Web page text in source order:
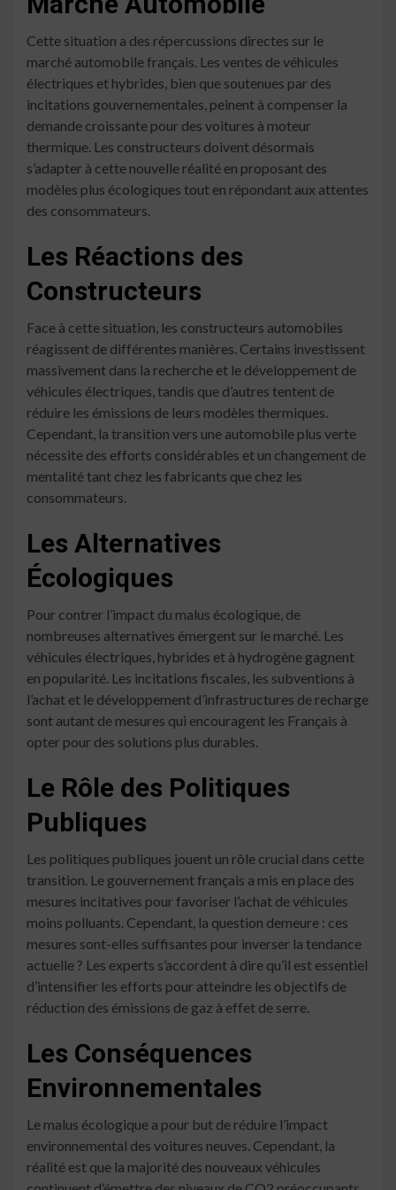
Cette situation a des répercussions directes sur le
marché automobile français. Les ventes de véhicules
électriques et hybrides, bien que soutenues par des
incitations gouvernementales, peinent à compenser la
demande croissante pour des voitures à moteur
thermique. Les constructeurs doivent désormais
s’adapter à cette nouvelle réalité en proposant des
modèles plus écologiques tout en répondant aux attentes
des consommateurs.
Les Réactions des
Constructeurs
Face à cette situation, les constructeurs automobiles
réagissent de différentes manières. Certains investissent
massivement dans la recherche et le développement de
véhicules électriques, tandis que d’autres tentent de
réduire les émissions de leurs modèles thermiques.
Cependant, la transition vers une automobile plus verte
nécessite des efforts considérables et un changement de
mentalité tant chez les fabricants que chez les
consommateurs.
Les Alternatives
Écologiques
Pour contrer l’impact du malus écologique, de
nombreuses alternatives émergent sur le marché. Les
véhicules électriques, hybrides et à hydrogène gagnent
en popularité. Les incitations fiscales, les subventions à
l’achat et le développement d’infrastructures de recharge
sont autant de mesures qui encouragent les Français à
opter pour des solutions plus durables.
Le Rôle des Politiques
Publiques
Les politiques publiques jouent un rôle crucial dans cette
transition. Le gouvernement français a mis en place des
mesures incitatives pour favoriser l’achat de véhicules
moins polluants. Cependant, la question demeure : ces
mesures sont-elles suffisantes pour inverser la tendance
actuelle ? Les experts s’accordent à dire qu’il est essentiel
d’intensifier les efforts pour atteindre les objectifs de
réduction des émissions de gaz à effet de serre.
Les Conséquences
Environnementales
Le malus écologique a pour but de réduire l’impact
environnemental des voitures neuves. Cependant, la
réalité est que la majorité des nouveaux véhicules